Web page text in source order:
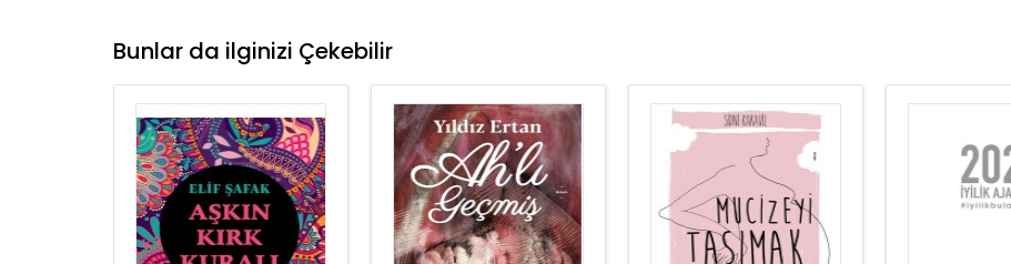
Bunlar da ilginizi Çekebilir